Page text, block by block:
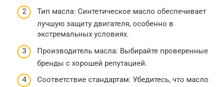
Тип масла: Синтетическое масло обеспечивает
лучшую защиту двигателя, особенно в
экстремальных условиях.
Производитель масла: Выбирайте проверенные
бренды с хорошей репутацией.
Соответствие стандартам: Убедитесь, что масло